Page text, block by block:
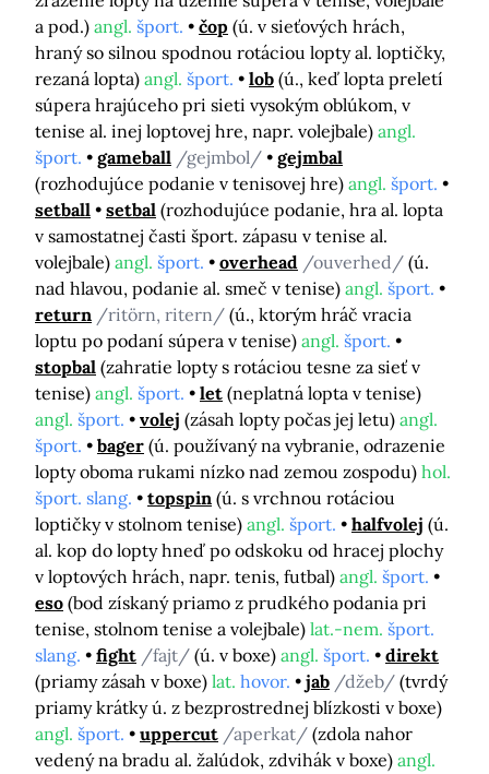
a pod.) angl. šport. čop (ú. v sieťových hrách,
hraný so silnou spodnou rotáciou lopty al. loptičky,
rezaná lopta) angl. šport. lob (ú., keď lopta preletí
súpera hrajúceho pri sieti vysokým oblúkom, v
tenise al. inej loptovej hre, napr. volejbale) angl.
šport.
gameball /gejmbol/
gejmbal
(rozhodujúce podanie v tenisovej hre) angl. šport.
setball
setbal (rozhodujúce podanie, hra al. lopta
v samostatnej časti šport. zápasu v tenise al.
volejbale) angl. šport. overhead /ouverhed/ (ú.
nad hlavou, podanie al. smeč v tenise) angl. šport.
return /ritörn, ritern/ (ú., ktorým hráč vracia
loptu po podaní súpera v tenise) angl. šport.
stopbal (zahratie lopty s rotáciou tesne za sieť v
tenise) angl. šport. let (neplatná lopta v tenise)
angl. šport. volej (zásah lopty počas jej letu) angl.
šport.
bager (ú. používaný na vybranie, odrazenie
lopty oboma rukami nízko nad zemou zospodu) hol.
šport. slang.
topspin (ú. s vrchnou rotáciou
loptičky v stolnom tenise) angl. šport. halfvolej (ú.
al. kop do lopty hneď po odskoku od hracej plochy
v loptových hrách, napr. tenis, futbal) angl. šport.
eso (bod získaný priamo z prudkého podania pri
tenise, stolnom tenise a volejbale) lat.-nem. šport.
slang.
fight /fajt/ (ú. v boxe) angl. šport.
direkt
(priamy zásah v boxe) lat. hovor. jab /džeb/ (tvrdý
priamy krátky ú. z bezprostrednej blízkosti v boxe)
angl. šport. uppercut /aperkat/ (zdola nahor
vedený na bradu al. žalúdok, zdvihák v boxe) angl.